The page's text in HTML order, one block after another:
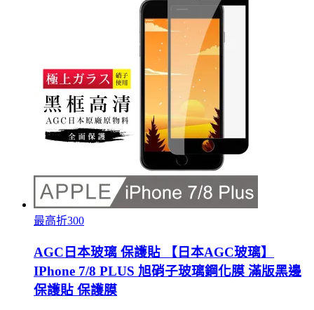
最高折300
AGC日本玻璃 保護貼 【日本AGC玻璃】
IPhone 7/8 PLUS 旭硝子玻璃鋼化膜 滿版黑邊
保護貼 保護膜